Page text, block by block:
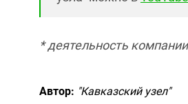
* деятельность
Автор: "Кавказский узел"